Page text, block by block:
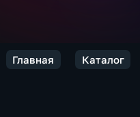
Главная Каталог